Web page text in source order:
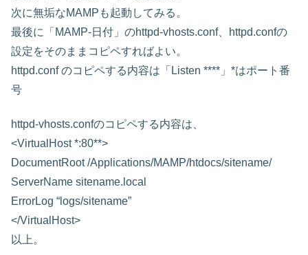
次に無垢なMAMPも起動してみる。
最後に「MAMP-日付」のhttpd-vhosts.conf、httpd.confの
設定をそのままコピペすればよい。
httpd.conf のコピペする内容は「Listen ****」*はポート番
号
httpd-vhosts.confのコピペする内容は、
<VirtualHost *:80**>
DocumentRoot /Applications/MAMP/htdocs/sitename/
ServerName sitename.local
ErrorLog “logs/sitename”
</VirtualHost>
以上。